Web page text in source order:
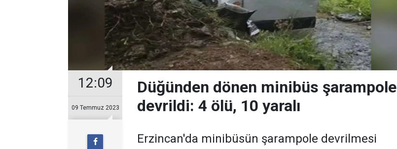
12:09
09 Temmuz 2023
Düğünden dönen minibüs şarampole
devrildi: 4 ölü, 10 yaralı
​​​​​​​Erzincan'da minibüsün şarampole devrilmesi